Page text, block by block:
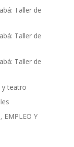
Taller de
Taller de
Taller de
y teatro
EMPLEO Y